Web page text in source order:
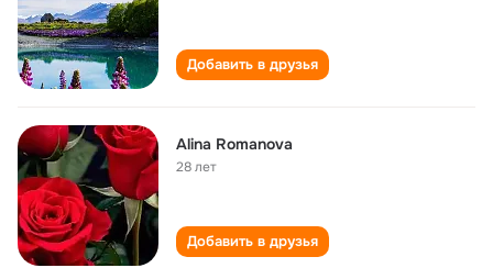
Добавить в друзья
Alina Romanova
28 лет
Добавить в друзья